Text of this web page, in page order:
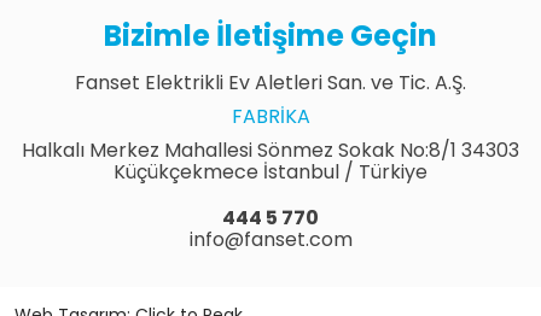
Bizimle İletişime Geçin
Fanset Elektrikli Ev Aletleri San. ve Tic. A.Ş.
FABRIKA
Halkalı Merkez Mahallesi Sönmez Sokak No:8/1 34303
Küçükçekmece İstanbul / Türkiye
444 5 770
info@fanset.com